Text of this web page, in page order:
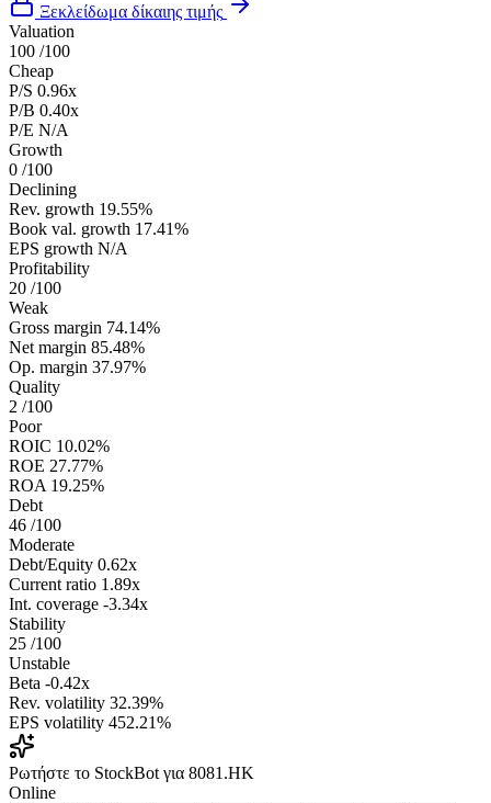
Ξεκλείδωμα δίκαιης τιμής
Valuation
100 /100
Cheap
P/S 0.96x
P/B 0.40x
P/E N/A
Growth
0 /100
Declining
Rev. growth 19.55%
Book val. growth 17.41%
EPS growth N/A
Profitability
20 /100
Weak
Gross margin 74.14%
Net margin 85.48%
Op. margin 37.97%
Quality
2 /100
Poor
ROIC 10.02%
ROE 27.77%
ROA 19.25%
Debt
46 /100
Moderate
Debt/Equity 0.62x
Current ratio 1.89x
Int. coverage -3.34x
Stability
25 /100
Unstable
Beta -0.42x
Rev. volatility 32.39%
EPS volatility 452.21%
Ρωτήστε το StockBot για 8081.HK
Online